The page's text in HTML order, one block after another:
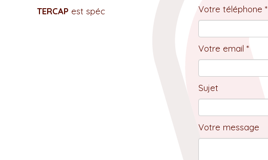
TERCAP est spéc Votre téléphone *
Votre email *
Sujet
Votre message